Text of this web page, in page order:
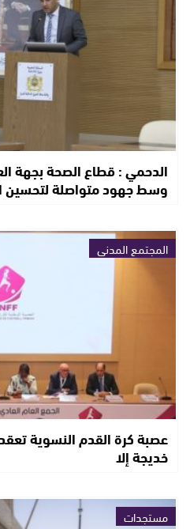
الدحمي : قطاع الصحة بجهة
وسط جهود متواصلة لتحسين
المجتمع المدني
عصبة كرة القدم النسوية
خديجة إلا
مستجدات